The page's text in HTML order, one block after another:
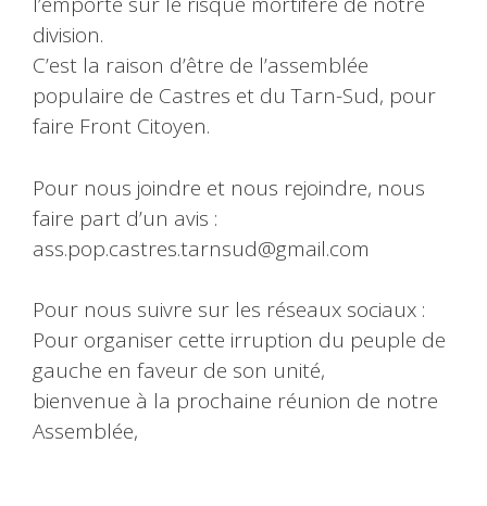
division.
C’est la raison d’être de l’assemblée
populaire de Castres et du Tarn-Sud, pour
faire Front Citoyen.
Pour nous joindre et nous rejoindre, nous
faire part d’un avis :
ass.pop.castres.tarnsud@gmail.com
Pour nous suivre sur les réseaux sociaux :
Pour organiser cette irruption du peuple de
gauche en faveur de son unité,
bienvenue à la prochaine réunion de notre
Assemblée,